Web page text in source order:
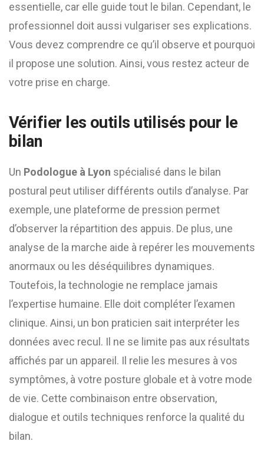
essentielle, car elle guide tout le bilan. Cependant, le
professionnel doit aussi vulgariser ses explications.
Vous devez comprendre ce qu’il observe et pourquoi
il propose une solution. Ainsi, vous restez acteur de
votre prise en charge.
Vérifier les outils utilisés pour le
bilan
Un Podologue à Lyon spécialisé dans le bilan
postural peut utiliser différents outils d’analyse. Par
exemple, une plateforme de pression permet
d’observer la répartition des appuis. De plus, une
analyse de la marche aide à repérer les mouvements
anormaux ou les déséquilibres dynamiques.
Toutefois, la technologie ne remplace jamais
l’expertise humaine. Elle doit compléter l’examen
clinique. Ainsi, un bon praticien sait interpréter les
données avec recul. Il ne se limite pas aux résultats
affichés par un appareil. Il relie les mesures à vos
symptômes, à votre posture globale et à votre mode
de vie. Cette combinaison entre observation,
dialogue et outils techniques renforce la qualité du
bilan.